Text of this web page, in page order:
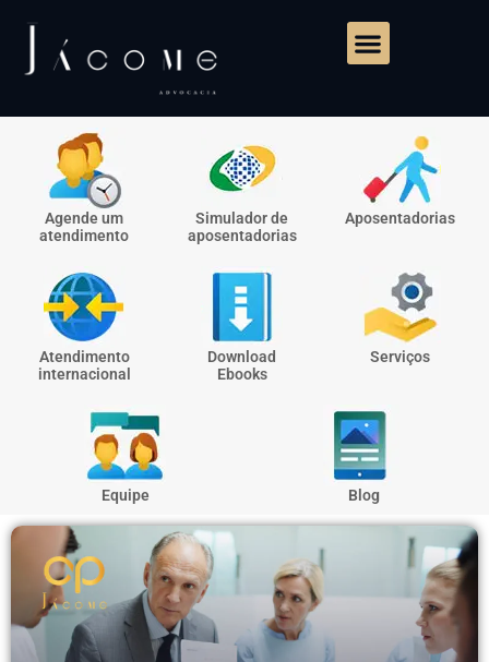
Agende um
atendimento
Simulador de
aposentadorias
Aposentadorias
Atendimento
internacional
Download
Ebooks
Serviços
Equipe Blog